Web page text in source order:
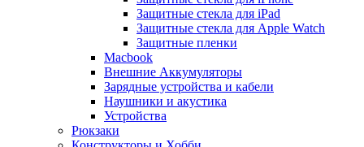
Защитные стекла для iPad
Защитные стекла для Apple Watch
Защитные пленки
Macbook
Внешние Аккумуляторы
Зарядные устройства и кабели
Наушники и акустика
Устройства
Рюкзаки